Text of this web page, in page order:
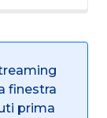
finestra
prima